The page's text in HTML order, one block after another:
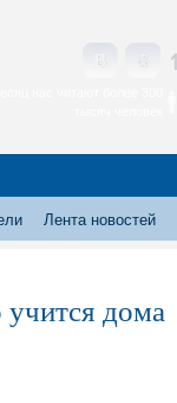
Лента новостей
учится дома